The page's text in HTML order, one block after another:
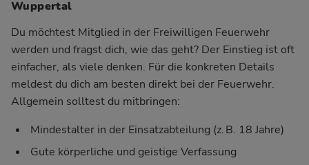
Wuppertal
Du möchtest Mitglied in der Freiwilligen Feuerwehr
werden und fragst dich, wie das geht? Der Einstieg ist oft
einfacher, als viele denken. Für die konkreten Details
meldest du dich am besten direkt bei der Feuerwehr.
Allgemein solltest du mitbringen:
Mindestalter in der Einsatzabteilung (z. B. 18 Jahre)
Gute körperliche und geistige Verfassung